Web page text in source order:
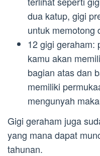
dua katup, gigi
untuk memotong
12 gigi geraham:
kamu akan
bagian atas dan
memiliki
mengunyah
Gigi geraham juga
yang mana dapat
tahunan.